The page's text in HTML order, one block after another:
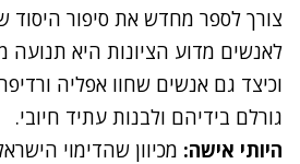
צורך לספר מחדש את סיפור היסוד
לאנשים מדוע הציונות היא
וכיצד גם אנשים שחוו אפליה
גורלם בידיהם ולבנות עתיד חיובי.
היותי אישה: מכיוון שהדימוי